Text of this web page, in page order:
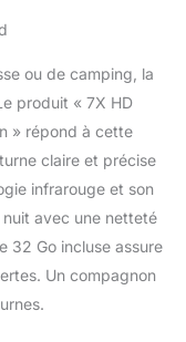
ou de camping, la
produit « 7X HD
» répond à cette
claire et précise
infrarouge et son
avec une netteté
32 Go incluse assure
Un compagnon